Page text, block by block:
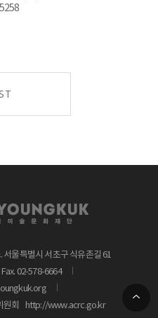
서울특별시 서초구 식유촌길 61
Fax. 02-578-6664
회
http://www.acrc.go.kr